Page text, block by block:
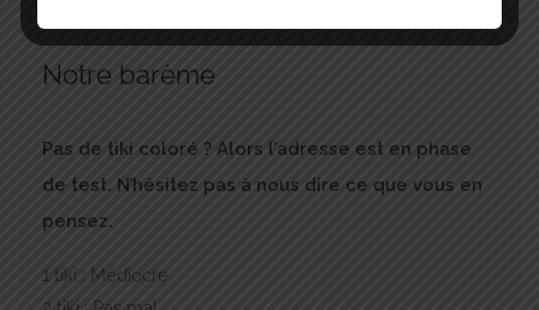
Notre barème
Pas de tiki coloré ? Alors l’adresse est en phase
de test. N’hésitez pas à nous dire ce que vous en
pensez.
1 tiki : Médiocre